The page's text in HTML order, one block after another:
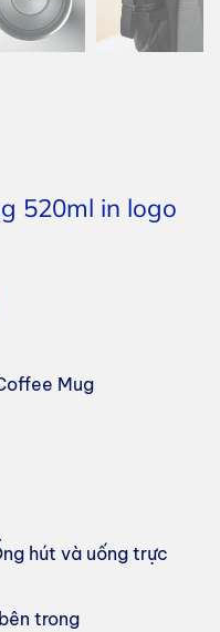
520ml in logo
Mug
hút và uống trực
trong